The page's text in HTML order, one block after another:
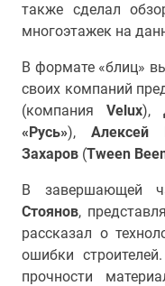
также сделал
многоэтажек на
В формате «блиц»
своих компаний
(компания Velux),
«Русь»), Алексей
Захаров (Tween
В завершающей
Стоянов,
рассказал о
ошибки
прочности